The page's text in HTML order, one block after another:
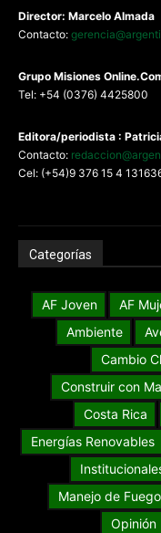
Director: Marcelo Almada
Contacto:
Grupo Misiones
Tel: +54 (0376) 4425800
Editora/periodista :
Contacto:
Cel: (+54)9 376 15 4
Categorías
AF Joven AF
Ambiente
Cambio
Construir con
Costa Rica
Energías Renovables
Manejo de Fuego
Opinión